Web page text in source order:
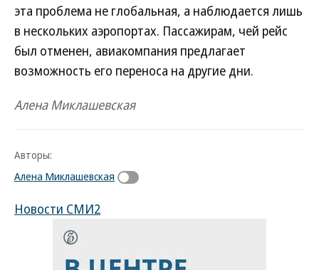
эта проблема не глобальная, а наблюдается лишь
в нескольких аэропортах. Пассажирам, чей рейс
был отменен, авиакомпания предлагает
возможность его переноса на другие дни.
Алена Миклашевская
Авторы:
Алена Миклашевская
Новости СМИ2